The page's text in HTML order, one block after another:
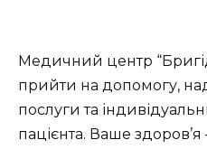
Медичний центр
прийти на допомогу,
послуги та
пацієнта. Ваше